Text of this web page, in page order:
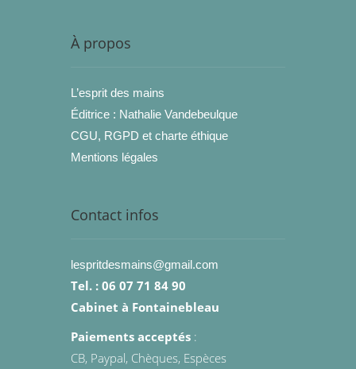
À propos
L’esprit des mains
Éditrice : Nathalie Vandebeulque
CGU, RGPD et charte éthique
Mentions légales
Contact infos
lespritdesmains@gmail.com
Tel. : 06 07 71 84 90
Cabinet à Fontainebleau
Paiements acceptés :
CB, Paypal, Chèques, Espèces